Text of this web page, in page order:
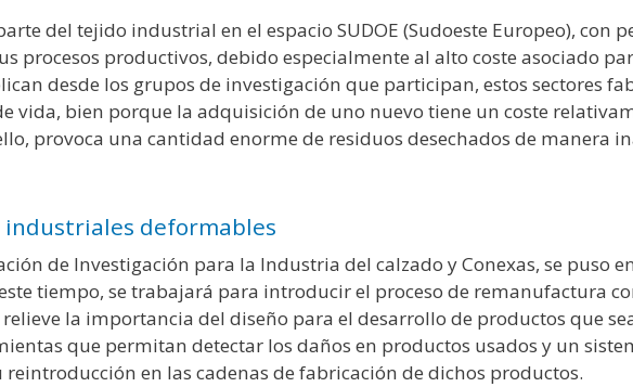
del tejido industrial en el espacio SUDOE (Sudoeste Europeo), con
procesos productivos, debido especialmente al alto coste asociado
desde los grupos de investigación que participan, estos sectores
vida, bien porque la adquisición de uno nuevo tiene un coste
provoca una cantidad enorme de residuos desechados de manera
deformables
de Investigación para la Industria del calzado y Conexas, se puso
tiempo, se trabajará para introducir el proceso de remanufactura
la importancia del diseño para el desarrollo de productos que
que permitan detectar los daños en productos usados y un
en las cadenas de fabricación de dichos productos.